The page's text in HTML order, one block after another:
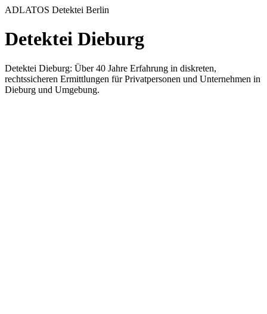
ADLATOS Detektei Berlin
Detektei Dieburg
Detektei Dieburg: Über 40 Jahre Erfahrung in diskreten,
rechtssicheren Ermittlungen für Privatpersonen und Unternehmen in
Dieburg und Umgebung.